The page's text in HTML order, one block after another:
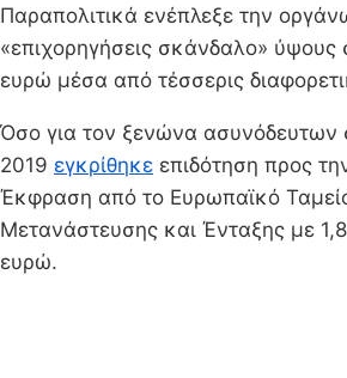
Παραπολιτικά ενέπλεξε την
«επιχορηγήσεις σκάνδαλο»
ευρώ μέσα από τέσσερις
Όσο για τον ξενώνα ασυνόδευτων
2019 εγκρίθηκε επιδότηση προς
Έκφραση από το Ευρωπαϊκό
Μετανάστευσης και Ένταξης με
ευρώ.